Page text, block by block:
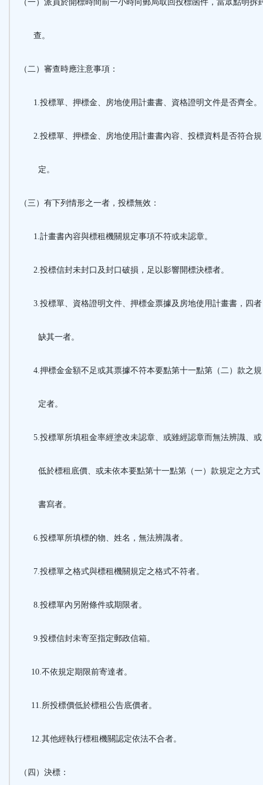
（一）派員於開標時間前一小時向郵局取回投標函件，當眾點明拆
查。
（二）審查時應注意事項：
1.投標單、押標金、房地使用計畫書、資格證明文件是否齊全。
2.投標單、押標金、房地使用計畫書內容、投標資料是否符合規
定。
（三）有下列情形之一者，投標無效：
1.計畫書內容與標租機關規定事項不符或未認章。
2.投標信封未封口及封口破損，足以影響開標決標者。
3.投標單、資格證明文件、押標金票據及房地使用計畫書，四者
缺其一者。
4.押標金金額不足或其票據不符本要點第十一點第（二）款之規
定者。
5.投標單所填租金率經塗改未認章、或雖經認章而無法辨識、或
低於標租底價、或未依本要點第十一點第（一）款規定之方式
書寫者。
6.投標單所填標的物、姓名，無法辨識者。
7.投標單之格式與標租機關規定之格式不符者。
8.投標單內另附條件或期限者。
9.投標信封未寄至指定郵政信箱。
10.不依規定期限前寄達者。
11.所投標價低於標租公告底價者。
12.其他經執行標租機關認定依法不合者。
（四）決標：